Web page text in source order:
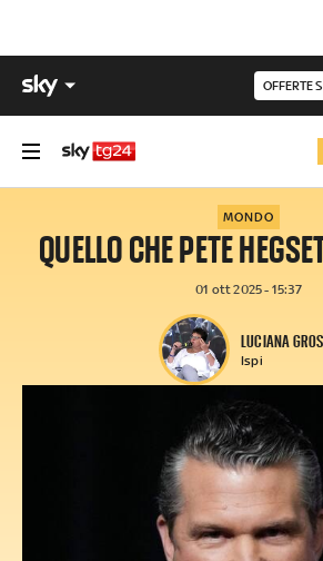
OFFERTE
MONDO
QUELLO CHE PETE
01 ott 2025 - 15:37
LUCIANA
Ispi